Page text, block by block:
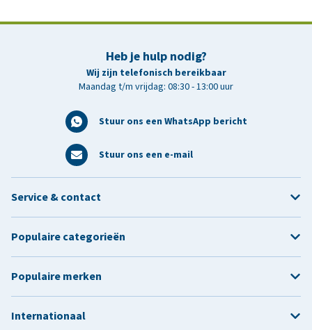
Heb je hulp nodig?
Wij zijn telefonisch bereikbaar
Maandag t/m vrijdag: 08:30 - 13:00 uur
Stuur ons een WhatsApp bericht
Stuur ons een e-mail
Service & contact
Populaire categorieën
Populaire merken
Internationaal